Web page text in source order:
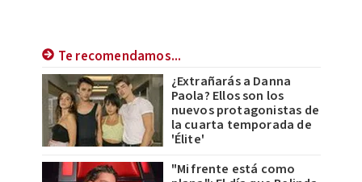
Te recomendamos...
¿Extrañarás a Danna
Paola? Ellos son los
nuevos protagonistas de
la cuarta temporada de
'Élite'
"Mi frente está como